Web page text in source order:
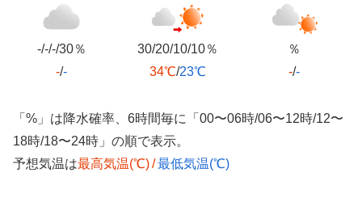
-/-/-/30％
-/-
30/20/10/10％
34℃/23℃
％
-/-
「%」は降水確率、6時間毎に「00〜06時/06〜12時/12〜
18時/18〜24時」の順で表示。
予想気温は最高気温(℃)/最低気温(℃)